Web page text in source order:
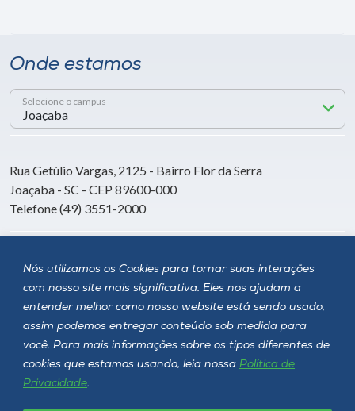
Nós utilizamos os Cookies para tornar suas interações
com nosso site mais significativa. Eles nos ajudam a
entender melhor como nosso website está sendo usado,
assim podemos entregar conteúdo sob medida para
você. Para mais informações sobre os tipos diferentes de
cookies que estamos usando, leia nossa Política de
Privacidade.
Onde estamos
Selecione o campus
Rua Getúlio Vargas, 2125 - Bairro Flor da Serra
Joaçaba - SC - CEP 89600-000
Telefone (49) 3551-2000
Siga a Unoesc